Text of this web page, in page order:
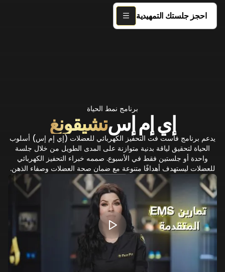
احجز جلستك التمهيدية
برنامج نمط الحياة
إي إم إستشيقونغ
يدعم برنامج فاست فت التحفيز الكهربائي للعضلات (إي إم إس) أسلوب
الحياة لتحقيق لياقة بدنية متوازنة على المدى الطويل من خلال جلسة
واحدة أو جلستين فقط في الأسبوع. صممه خبراء التحفيز الكهربائي
للعضلات ليستهدف أهدافًا متنوعة مع ضمان صحة العضلات وصفاء الذهن.